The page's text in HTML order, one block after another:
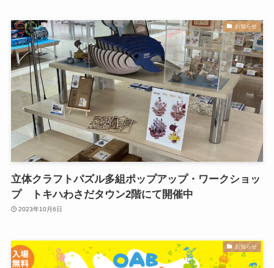
お知らせ
立体クラフトパズル多組ポップアップ・ワークショッ
プ トキハわさだタウン2階にて開催中
2023年10月6日
お知らせ